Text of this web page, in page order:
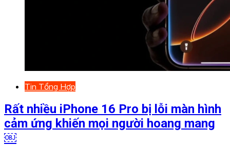
Tin Tổng Hợp
Rất nhiều iPhone 16 Pro bị lỗi màn hình
cảm ứng khiến mọi người hoang mang
￼